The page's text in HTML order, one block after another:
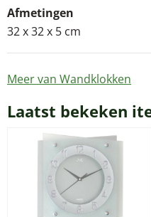
Afmetingen
32 x 32 x 5 cm
Meer van Wandklokken
Laatst bekeken